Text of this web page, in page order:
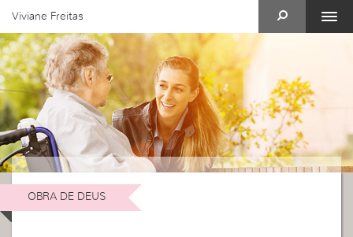
Viviane Freitas
OBRA DE DEUS